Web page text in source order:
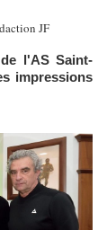
JF
l'AS Saint-
impressions